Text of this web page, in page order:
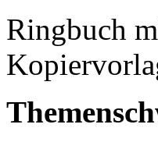
Ringbuch